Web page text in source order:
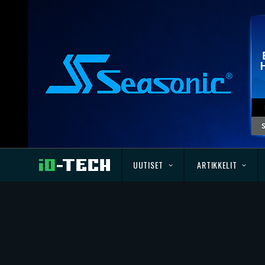
UUTISET ARTIKKELIT